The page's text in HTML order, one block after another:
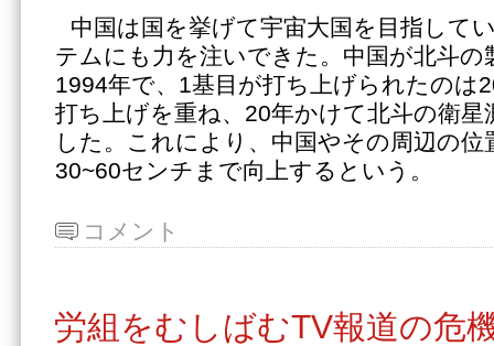
中国は国を挙げて宇宙大国を目指して
テムにも力を注いできた。中国が北斗の
1994年で、1基目が打ち上げられたのは
打ち上げを重ね、20年かけて北斗の衛
した。これにより、中国やその周辺の位
30~60センチまで向上するという。
コメント
労組をむしばむTV報道の危